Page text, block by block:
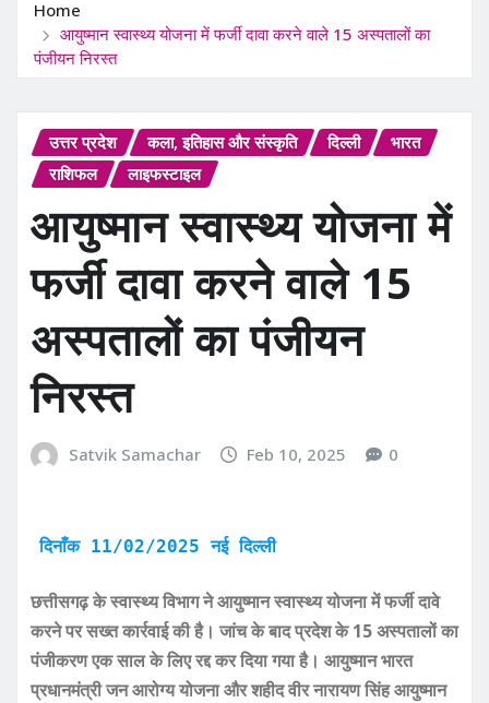
Home
आयुष्मान स्वास्थ्य योजना में फर्जी दावा करने वाले 15 अस्पतालों का
पंजीयन निरस्त
उत्तर प्रदेश कला, इतिहास और संस्कृति दिल्ली
भारत
राशिफल
लाइफस्टाइल
आयुष्मान स्वास्थ्य योजना में
फर्जी दावा करने वाले 15
अस्पतालों का पंजीयन
निरस्त
Satvik Samachar Feb 10, 2025 0
दिनाँक 11/02/2025 नई दिल्ली
छत्तीसगढ़ के स्वास्थ्य विभाग ने आयुष्मान स्वास्थ्य योजना में फर्जी दावे
करने पर सख्त कार्रवाई की है। जांच के बाद प्रदेश के 15 अस्पतालों का
पंजीकरण एक साल के लिए रद्द कर दिया गया है। आयुष्मान भारत
प्रधानमंत्री जन आरोग्य योजना और शहीद वीर नारायण सिंह आयुष्मान